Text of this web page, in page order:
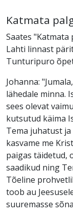
Katmata
Saates "Katmata
Lahti linnast
Tunturipuro
Johanna:
lähedale minna.
sees olevat
kutsutud käima
Tema juhatust
kasvame me
paigas täidetud,
saadikud ning
Tõeline
toob au
suuremasse